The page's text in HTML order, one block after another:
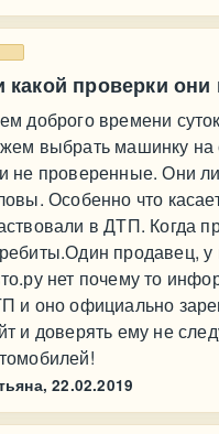
какой проверки
доброго времени
выбрать машинку на
не проверенные. Они
Особенно что
в ДТП. Когда
продавец, у
нет почему то
и оно официально
и доверять ему не
22.02.2019